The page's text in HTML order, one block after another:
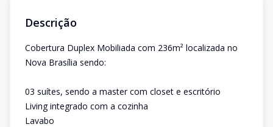
Descrição
Cobertura Duplex Mobiliada com 236m² localizada no
Nova Brasília sendo:
03 suítes, sendo a master com closet e escritório
Living integrado com a cozinha
Lavabo